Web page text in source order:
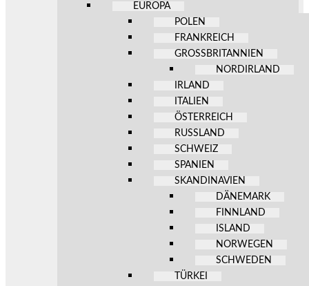
EUROPA
POLEN
FRANKREICH
GROSSBRITANNIEN
NORDIRLAND
IRLAND
ITALIEN
ÖSTERREICH
RUSSLAND
SCHWEIZ
SPANIEN
SKANDINAVIEN
DÄNEMARK
FINNLAND
ISLAND
NORWEGEN
SCHWEDEN
TÜRKEI